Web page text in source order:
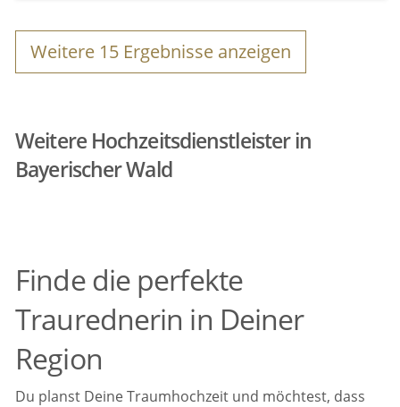
Weitere 15 Ergebnisse anzeigen
Weitere Hochzeitsdienstleister in
Bayerischer Wald
Finde die perfekte
Traurednerin in Deiner
Region
Du planst Deine Traumhochzeit und möchtest, dass